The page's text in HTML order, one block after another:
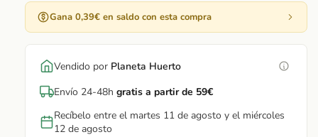
Gana 0,39€ en saldo con esta compra
Vendido por Planeta Huerto
Envío 24-48h gratis a partir de 59€
Recíbelo entre el martes 11 de agosto y el miércoles
12 de agosto